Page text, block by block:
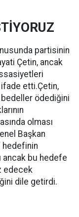
partisinin
Çetin, ancak
etti.Çetin,
bedeller ödediğini
olması
Başkan
hedefinin
bu hedefe
edecek
dile getirdi.